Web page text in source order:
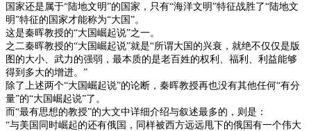
国家还是属于“陆地文明”的国家，只有“海洋文明”特征战胜了“陆地文
明”特征的国家才能称为“大国”。
这是秦晖教授的“大国崛起说”之一。
之二秦晖教授的“大国崛起说”就是“所谓大国的兴衰，就绝不仅仅是版
图的大小、武力的强弱，最本质的是老百姓的权利、福利、利益能够
得到多大的增进。”
除了上述两个“大国崛起说”的论断，秦晖教授再也没有其他任何“有分
量”的“大国崛起说”了。
而“最有思想的教授”的大文中详细介绍与叙述最多的，则是：
“与美国同时崛起的还有俄国，同样被西方远远甩下的俄国有一个伟大